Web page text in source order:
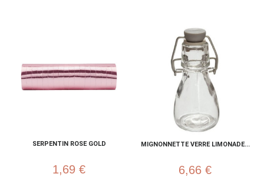
SERPENTIN ROSE GOLD
1,69 €
MIGNONNETTE VERRE LIMONADE...
6,66 €